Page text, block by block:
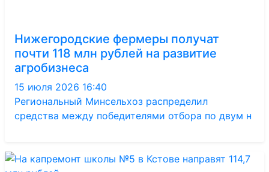
Нижегородские фермеры получат
почти 118 млн рублей на развитие
агробизнеса
15 июля 2026 16:40
Региональный Минсельхоз распределил
средства между победителями отбора по двум н